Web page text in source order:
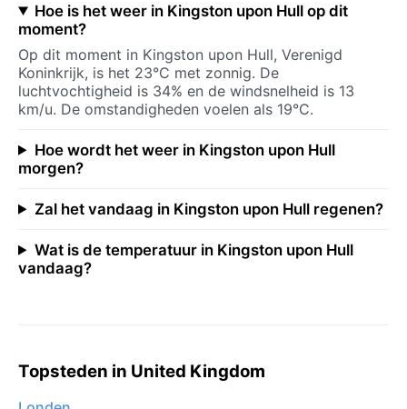
Hoe is het weer in Kingston upon Hull op dit
moment?
Op dit moment in Kingston upon Hull, Verenigd
Koninkrijk, is het 23°C met zonnig. De
luchtvochtigheid is 34% en de windsnelheid is 13
km/u. De omstandigheden voelen als 19°C.
Hoe wordt het weer in Kingston upon Hull
morgen?
Zal het vandaag in Kingston upon Hull regenen?
Wat is de temperatuur in Kingston upon Hull
vandaag?
Topsteden in United Kingdom